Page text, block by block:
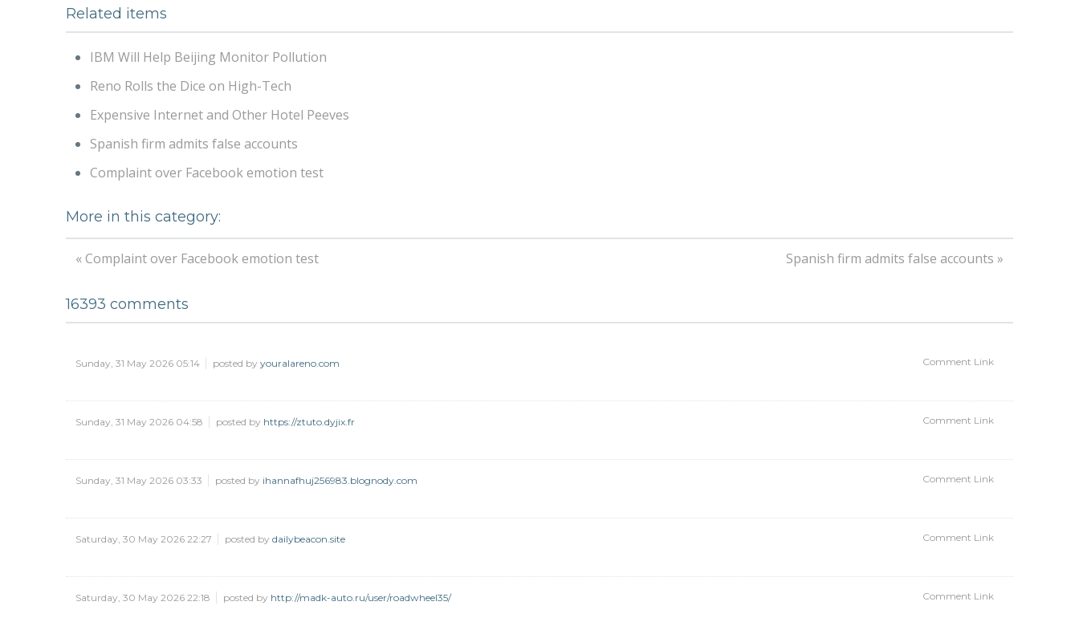
Related items
IBM Will Help Beijing Monitor Pollution
Reno Rolls the Dice on High-Tech
Expensive Internet and Other Hotel Peeves
Spanish firm admits false accounts
Complaint over Facebook emotion test
More in this category:
« Complaint over Facebook emotion test Spanish firm admits false accounts »
16393 comments
Sunday, 31 May 2026 05:14 posted by youralareno.com Comment Link
Sunday, 31 May 2026 04:58 posted by https://ztuto.dyjix.fr Comment Link
Sunday, 31 May 2026 03:33 posted by ihannafhuj256983.blognody.com Comment Link
Saturday, 30 May 2026 22:27 posted by dailybeacon.site Comment Link
Saturday, 30 May 2026 22:18 posted by http://madk-auto.ru/user/roadwheel35/ Comment Link